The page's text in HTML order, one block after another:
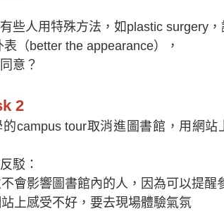
人用特殊方法，如plastic surgery，
表（better the appearance），
意？
2
tour取消進圖書館，用網站
駁：
影響圖書館內的人，因為可以提醒
感受不好，要去現場體驗氣氛